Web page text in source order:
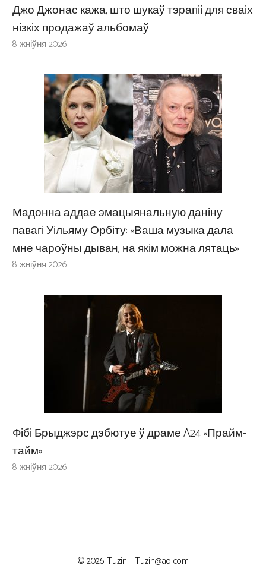
Джо Джонас кажа, што шукаў тэрапіі для сваіх
нізкіх продажаў альбомаў
8 жніўня 2026
Мадонна аддае эмацыянальную даніну
павагі Уільяму Орбіту: «Ваша музыка дала
мне чароўны дыван, на якім можна лятаць»
8 жніўня 2026
Фібі Брыджэрс дэбютуе ў драме A24 «Прайм-
тайм»
8 жніўня 2026
© 2026 Tuzin -Tuzin@aol.com